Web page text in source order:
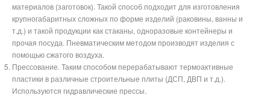
материалов (заготовок). Такой способ подходит для изготовления
крупногабаритных сложных по форме изделий (раковины, ванны и
т.д.) и такой продукции как стаканы, одноразовые контейнеры и
прочая посуда. Пневматическим методом производят изделия с
помощью сжатого воздуха.
Прессование. Таким способом перерабатывают термоактивные
пластики в различные строительные плиты (ДСП, ДВП и т.д.).
Используются гидравлические прессы.